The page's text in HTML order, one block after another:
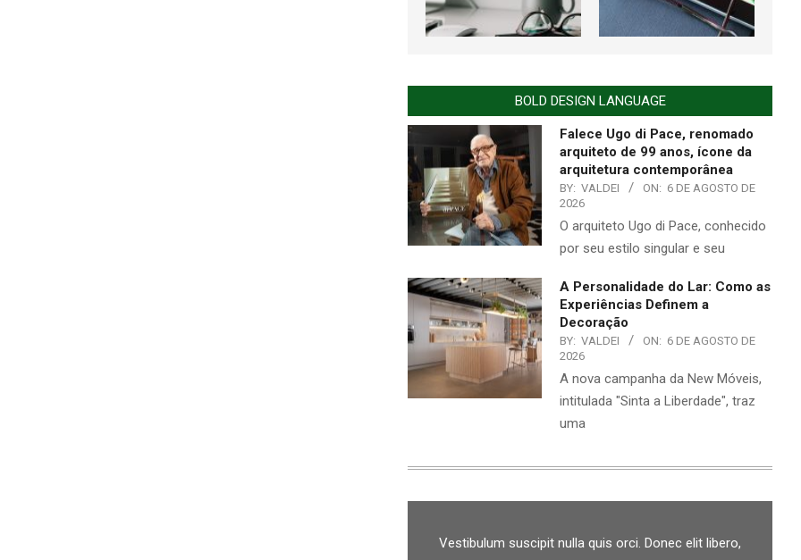
BOLD DESIGN LANGUAGE
Falece Ugo di Pace, renomado
arquiteto de 99 anos, ícone da
arquitetura contemporânea
BY: VALDEI ON: 6 DE AGOSTO DE
2026
O arquiteto Ugo di Pace, conhecido
por seu estilo singular e seu
A Personalidade do Lar: Como as
Experiências Definem a
Decoração
BY: VALDEI ON: 6 DE AGOSTO DE
2026
A nova campanha da New Móveis,
intitulada "Sinta a Liberdade", traz
uma
Vestibulum suscipit nulla quis orci. Donec elit libero,